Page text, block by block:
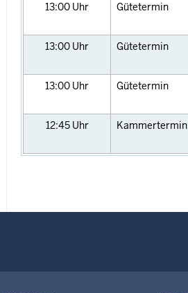
13:00 Uhr Gütetermin
13:00 Uhr Gütetermin
13:00 Uhr Gütetermin
12:45 Uhr Kammertermin